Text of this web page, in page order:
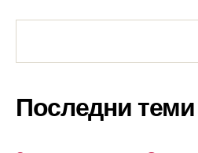
Последни теми